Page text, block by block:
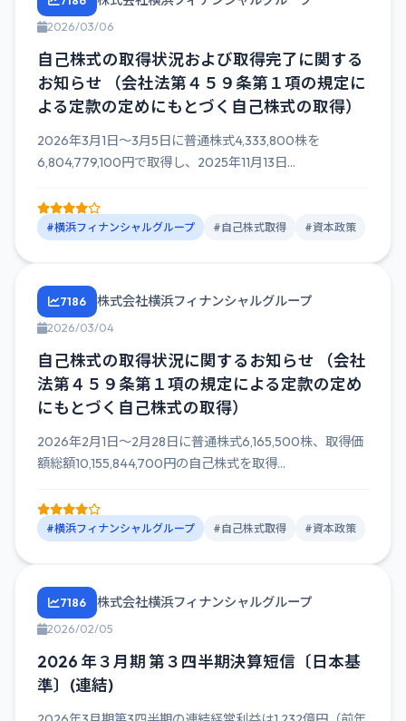
2026/03/06
自己株式の取得状況および取得完了に関する
お知らせ （会社法第４５９条第１項の規定に
よる定款の定めにもとづく自己株式の取得）
2026年3月1日～3月5日に普通株式4,333,800株を
6,804,779,100円で取得し、2025年11月13日...
#横浜フィナンシャルグループ #自己株式取得 #資本政策
7186 株式会社横浜フィナンシャルグループ
2026/03/04
自己株式の取得状況に関するお知らせ （会社
法第４５９条第１項の規定による定款の定め
にもとづく自己株式の取得）
2026年2月1日～2月28日に普通株式6,165,500株、取得価
額総額10,155,844,700円の自己株式を取得...
#横浜フィナンシャルグループ #自己株式取得 #資本政策
7186 株式会社横浜フィナンシャルグループ
2026/02/05
2026 年３月期 第３四半期決算短信〔日本基
準〕(連結)